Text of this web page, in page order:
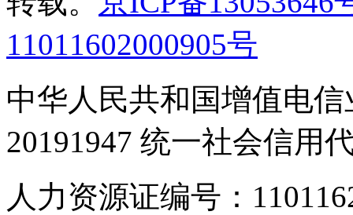
11011602000905号
中华人民共和国增值电
20191947 统一社会信用
人力资源证编号：